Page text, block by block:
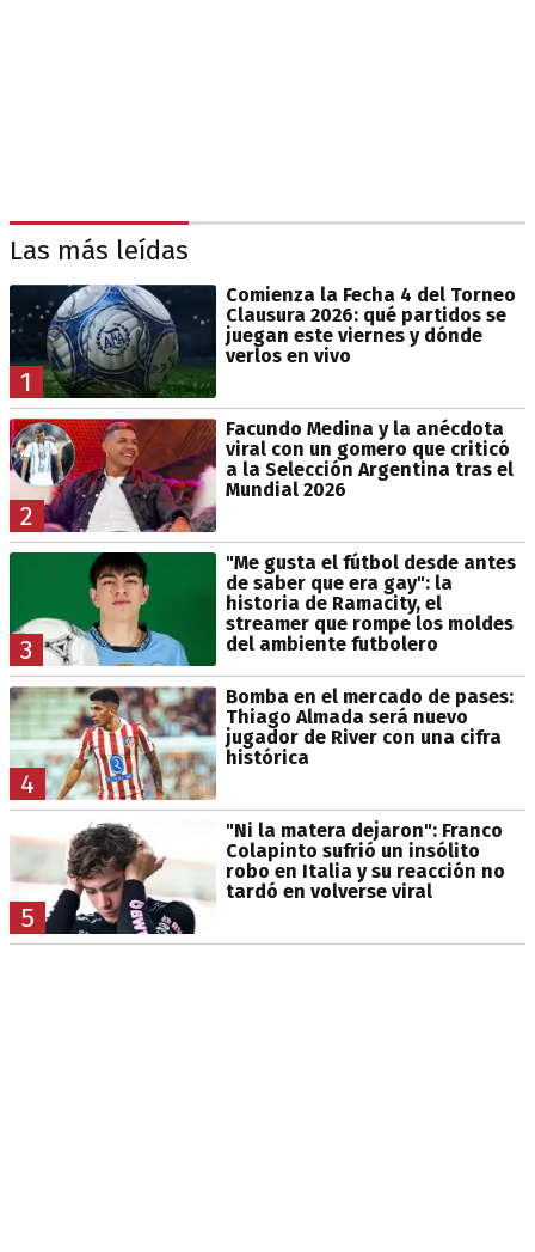
Las más leídas
1
Comienza la Fecha 4 del Torneo
Clausura 2026: qué partidos se
juegan este viernes y dónde
verlos en vivo
2
Facundo Medina y la anécdota
viral con un gomero que criticó
a la Selección Argentina tras el
Mundial 2026
3
"Me gusta el fútbol desde antes
de saber que era gay": la
historia de Ramacity, el
streamer que rompe los moldes
del ambiente futbolero
4
Bomba en el mercado de pases:
Thiago Almada será nuevo
jugador de River con una cifra
histórica
5
"Ni la matera dejaron": Franco
Colapinto sufrió un insólito
robo en Italia y su reacción no
tardó en volverse viral